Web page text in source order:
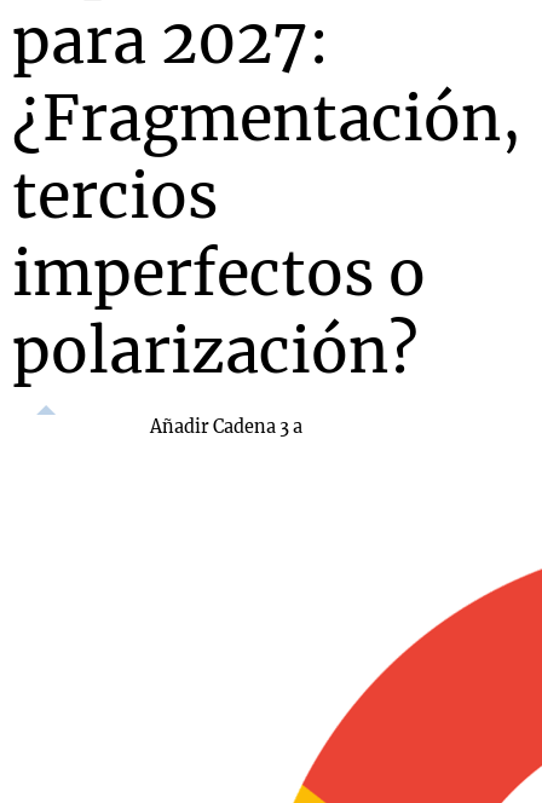
para 2027:
¿Fragmentación,
tercios
imperfectos o
polarización?
Añadir Cadena 3 a